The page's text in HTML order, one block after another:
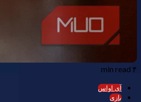
۴ min read
آی اواس
بازی